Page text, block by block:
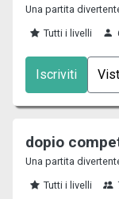
Una partita
Tutti i livelli
Iscriviti
dopio
Una partita
Tutti i livelli